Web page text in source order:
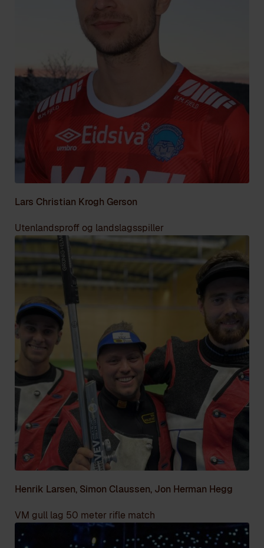
Lars Christian Krogh Gerson
Utenlandsproff og landslagsspiller
Henrik Larsen, Simon Claussen, Jon Herman Hegg
VM gull lag 50 meter rifle match